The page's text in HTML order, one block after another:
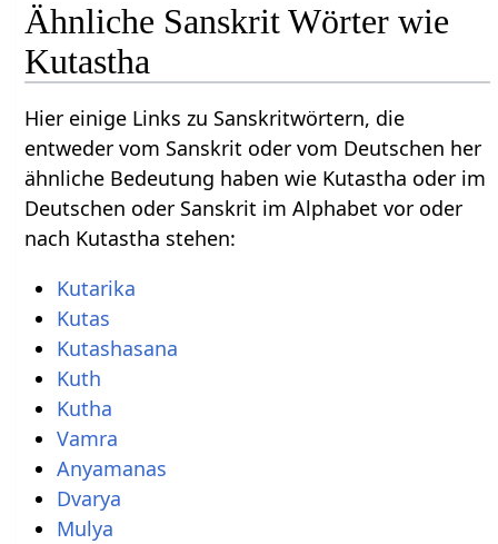
Ähnliche Sanskrit Wörter wie
Kutastha
Hier einige Links zu Sanskritwörtern, die
entweder vom Sanskrit oder vom Deutschen her
ähnliche Bedeutung haben wie Kutastha oder im
Deutschen oder Sanskrit im Alphabet vor oder
nach Kutastha stehen:
Kutarika
Kutas
Kutashasana
Kuth
Kutha
Vamra
Anyamanas
Dvarya
Mulya